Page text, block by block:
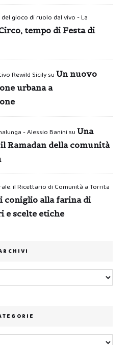
gioco di ruolo dal vivo - La
tempo di Festa di
Rewild Sicilysu Un nuovo
urbana a
- Alessio Banini su Una
Ramadan della comunità
il Ricettario di Comunità a Torrita
coniglio alla farina di
e scelte etiche